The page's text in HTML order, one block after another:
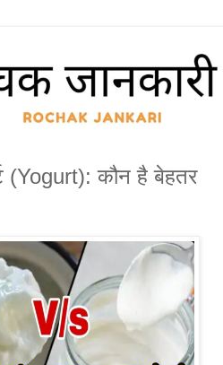
(Yogurt): कौन है बेहतर